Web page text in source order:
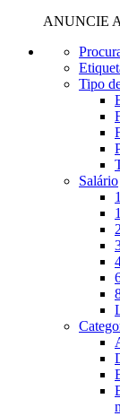
ANUNCIE
Tipo
Salário